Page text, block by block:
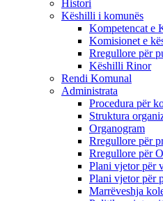
Histori
Këshilli i komunës
Kompetencat e
Komisionet e
Rregullore për
Këshilli Rinor
Rendi Komunal
Administrata
Procedura për
Struktura
Organogram
Rregullore për
Rregullore për
Plani vjetor për
Plani vjetor për
Marrëveshja